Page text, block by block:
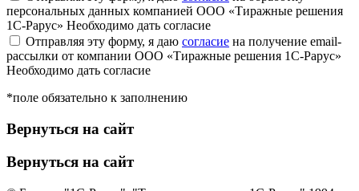
персональных данных компанией ООО «Тиражные решения
1С-Рарус» Необходимо дать согласие
Отправляя эту форму, я даю согласие на получение email-
рассылки от компании ООО «Тиражные решения 1С-Рарус»
Необходимо дать согласие
*поле обязательно к заполнению
Вернуться на сайт
Вернуться на сайт